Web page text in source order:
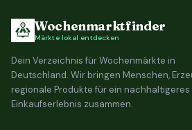
Wochenmarktfinder
Märkte lokal entdecken
Dein Verzeichnis für Wochenmärkte in
Deutschland. Wir bringen Menschen,
regionale Produkte für ein nachhaltigeres
Einkaufserlebnis zusammen.